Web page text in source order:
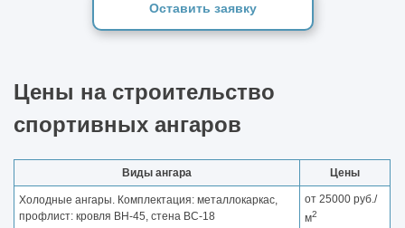
Оставить заявку
Цены на строительство
спортивных ангаров
Виды ангара Цены
Холодные ангары. Комплектация: металлокаркас,
профлист: кровля ВН-45, стена ВС-18
от 25000 руб./
м2